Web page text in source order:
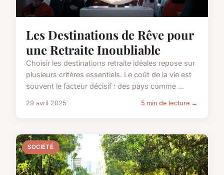
Les Destinations de Rêve pour
une Retraite Inoubliable
Choisir les destinations retraite idéales repose sur
plusieurs critères essentiels. Le coût de la vie est
souvent le facteur décisif : des pays comme ...
29 avril 2025 5 min de lecture →
SOCIÉTÉ